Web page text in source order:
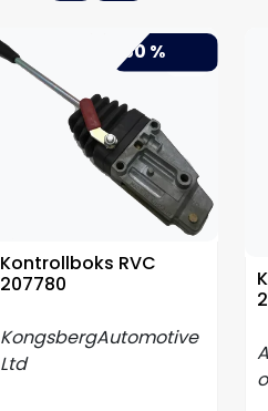
-50 %
Kontrollboks RVC
207780
KongsbergAutomotive
Ltd